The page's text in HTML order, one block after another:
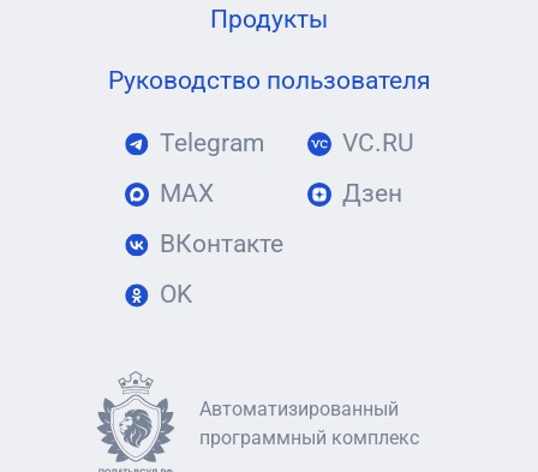
Продукты
Руководство пользователя
Telegram
MAX
ВКонтакте
OK
VC.RU
Дзен
Автоматизированный
программный комплекс